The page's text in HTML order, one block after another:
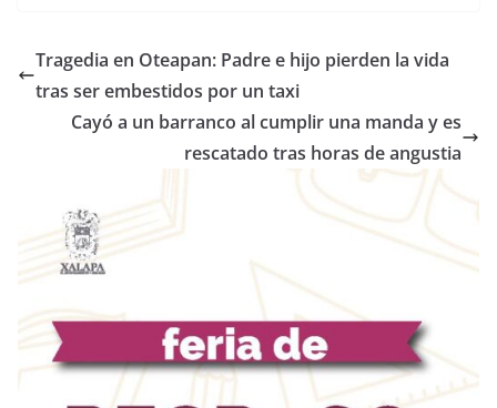
Tragedia en Oteapan: Padre e hijo pierden la vida
tras ser embestidos por un taxi
Cayó a un barranco al cumplir una manda y es
rescatado tras horas de angustia